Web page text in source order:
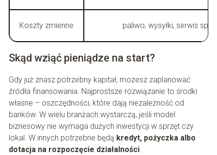
Koszty zmienne paliwo, wysyłki, serwis
Skąd wziąć pieniądze na start?
Gdy już znasz potrzebny kapitał, możesz zaplanować
źródła finansowania. Najprostsze rozwiązanie to środki
własne – oszczędności, które dają niezależność od
banków. W wielu branżach wystarczą, jeśli model
biznesowy nie wymaga dużych inwestycji w sprzęt czy
lokal. W innych potrzebne będą kredyt, pożyczka albo
dotacja na rozpoczęcie działalności.